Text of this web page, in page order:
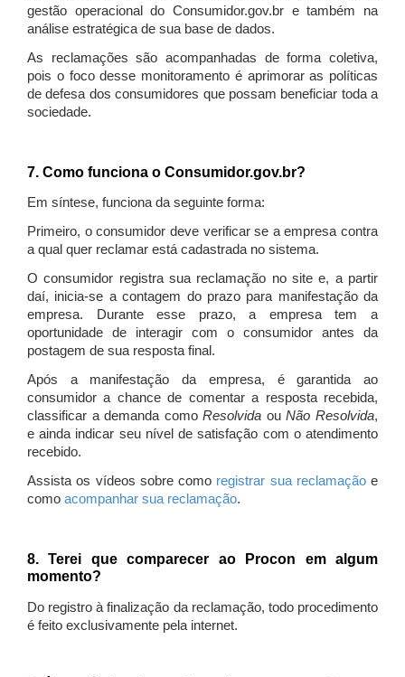
gestão operacional do Consumidor.gov.br e também na
análise estratégica de sua base de dados.
As reclamações são acompanhadas de forma coletiva,
pois o foco desse monitoramento é aprimorar as políticas
de defesa dos consumidores que possam beneficiar toda a
sociedade.
7. Como funciona o Consumidor.gov.br?
Em síntese, funciona da seguinte forma:
Primeiro, o consumidor deve verificar se a empresa contra
a qual quer reclamar está cadastrada no sistema.
O consumidor registra sua reclamação no site e, a partir
daí, inicia-se a contagem do prazo para manifestação da
empresa. Durante esse prazo, a empresa tem a
oportunidade de interagir com o consumidor antes da
postagem de sua resposta final.
Após a manifestação da empresa, é garantida ao
consumidor a chance de comentar a resposta recebida,
classificar a demanda comoResolvida ouNão Resolvida,
e ainda indicar seu nível de satisfação com o atendimento
recebido.
Assista os vídeos sobre como registrar sua reclamaçãoe
como acompanhar sua reclamação.
8. Terei que comparecer ao Procon em algum
momento?
Do registro à finalização da reclamação, todo procedimento
é feito exclusivamente pela internet.